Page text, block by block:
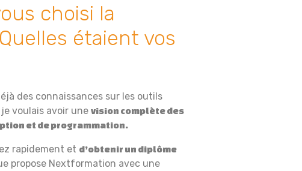
choisi la
étaient vos
des connaissances sur les outils
voulais avoir une vision complète des
et de programmation.
rapidement et d’obtenir un diplôme
propose Nextformation avec une